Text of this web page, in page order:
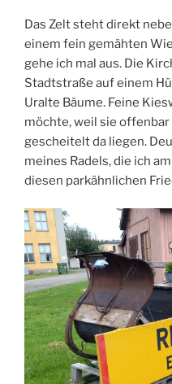
Das Zelt steht direkt
einem fein gemähten
gehe ich mal aus. Die
Stadtstraße auf einem
Uralte Bäume. Feine
möchte, weil sie
gescheitelt da liegen.
meines Radels, die ich
diesen parkähnlichen